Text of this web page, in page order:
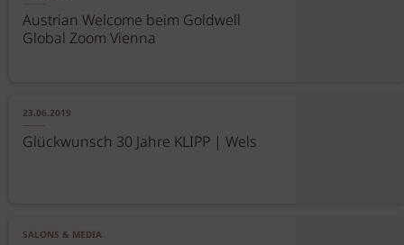
Austrian Welcome beim Goldwell
Global Zoom Vienna
23.06.2019
Glückwunsch 30 Jahre KLIPP | Wels
SALONS & MEDIA